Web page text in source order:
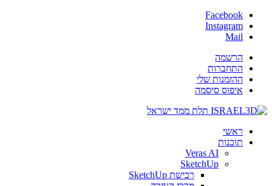
Facebook
Instagram
Mail
הרשמה
התחברות
ההזמנות שלי
איפוס סיסמה
ראשי
תוכנות
Veras AI
SketchUp
רכישת SketchUp